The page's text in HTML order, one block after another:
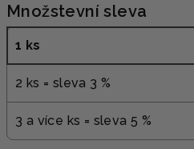
Množstevní sleva
1 ks
2 ks = sleva 3 %
3 a více ks = sleva 5 %